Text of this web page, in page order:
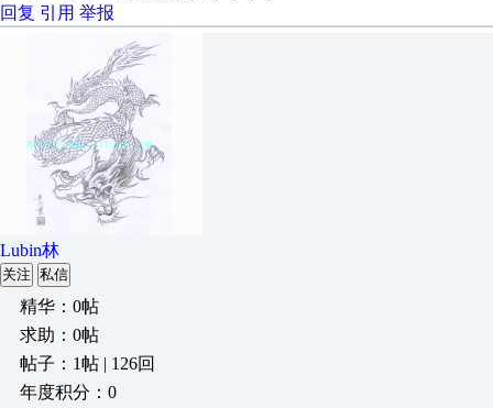
回复 引用 举报
Lubin林
关注 私信
精华：0帖
求助：0帖
帖子：1帖 | 126回
年度积分：0